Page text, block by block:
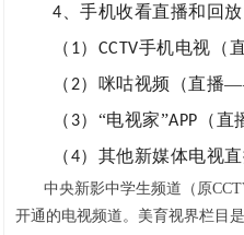
4 、手机收看直播和回放
（ 1） CCTV手机电视（
（2）咪咕视频（直
（ 3）“电视家”APP （
（4）其他新媒体电视直
中央新影中学生频道（原
开通的电视频道。美育视界栏目